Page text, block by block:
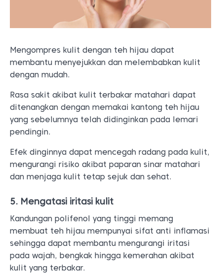
Mengompres kulit dengan teh hijau dapat
membantu menyejukkan dan melembabkan kulit
dengan mudah.
Rasa sakit akibat kulit terbakar matahari dapat
ditenangkan dengan memakai kantong teh hijau
yang sebelumnya telah didinginkan pada lemari
pendingin.
Efek dinginnya dapat mencegah radang pada kulit,
mengurangi risiko akibat paparan sinar matahari
dan menjaga kulit tetap sejuk dan sehat.
5. Mengatasi iritasi kulit
Kandungan polifenol yang tinggi memang
membuat teh hijau mempunyai sifat anti inflamasi
sehingga dapat membantu mengurangi iritasi
pada wajah, bengkak hingga kemerahan akibat
kulit yang terbakar.